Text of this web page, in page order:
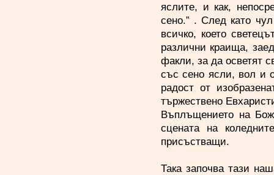
яслите, и как,
сено.” . След като
всичко, което
различни краища,
факли, за да осветят
със сено ясли, вол и
радост от
тържествено
Въплъщението на
сцената на
присъстващи.
Така започва тази